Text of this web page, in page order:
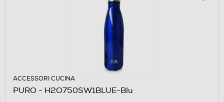
ACCESSORI CUCINA
PURO - H2O750SW1BLUE-Blu